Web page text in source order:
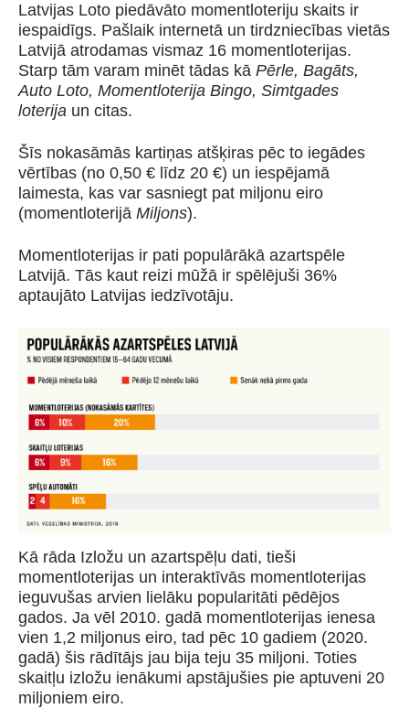
Latvijas Loto piedāvāto momentloteriju skaits ir
iespaidīgs. Pašlaik internetā un tirdzniecības vietās
Latvijā atrodamas vismaz 16 momentloterijas.
Starp tām varam minēt tādas kā Pērle, Bagāts,
Auto Loto, Momentloterija Bingo, Simtgades
loterija un citas.
Šīs nokasāmās kartiņas atšķiras pēc to iegādes
vērtības (no 0,50 € līdz 20 €) un iespējamā
laimesta, kas var sasniegt pat miljonu eiro
(momentloterijā Miljons).
Momentloterijas ir pati populārākā azartspēle
Latvijā. Tās kaut reizi mūžā ir spēlējuši 36%
aptaujāto Latvijas iedzīvotāju.
Kā rāda Izložu un azartspēļu dati, tieši
momentloterijas un interaktīvās momentloterijas
ieguvušas arvien lielāku popularitāti pēdējos
gados. Ja vēl 2010. gadā momentloterijas ienesa
vien 1,2 miljonus eiro, tad pēc 10 gadiem (2020.
gadā) šis rādītājs jau bija teju 35 miljoni. Toties
skaitļu izložu ienākumi apstājušies pie aptuveni 20
miljoniem eiro.